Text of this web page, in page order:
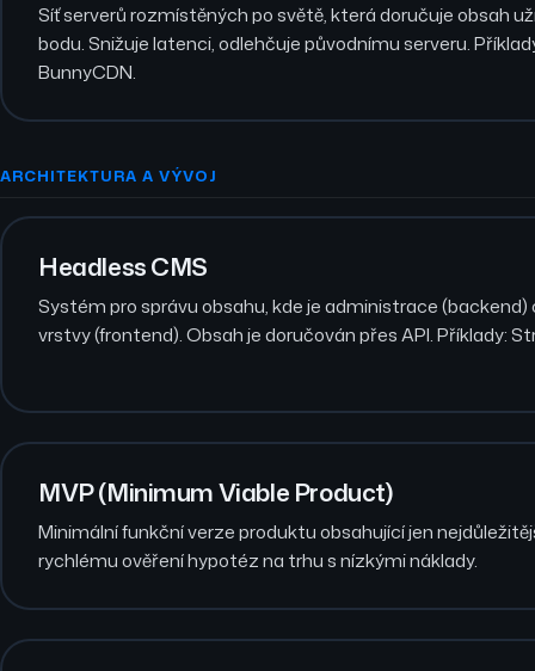
Síť serverů rozmístěných po světě, která doručuje obsah
bodu. Snižuje latenci, odlehčuje původnímu serveru.
BunnyCDN.
ARCHITEKTURA A VÝVOJ
Headless CMS
Systém pro správu obsahu, kde je administrace
vrstvy (frontend). Obsah je doručován přes API. Příklady:
MVP (Minimum Viable Product)
Minimální funkční verze produktu obsahující jen
rychlému ověření hypotéz na trhu s nízkými náklady.